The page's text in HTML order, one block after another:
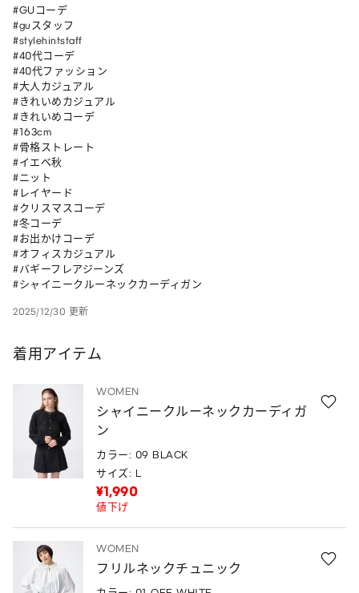
#GUコーデ
#guスタッフ
#stylehintstaff
#40代コーデ
#40代ファッション
#大人カジュアル
#きれいめカジュアル
#きれいめコーデ
#163cm
#骨格ストレート
#イエベ秋
#ニット
#レイヤード
#クリスマスコーデ
#冬コーデ
#お出かけコーデ
#オフィスカジュアル
#バギーフレアジーンズ
#シャイニークルーネックカーディガン
2025/12/30 更新
着用アイテム
WOMEN
シャイニークルーネックカーディガ
ン
カラー: 09 BLACK
サイズ: L
¥1,990
値下げ
WOMEN
フリルネックチュニック